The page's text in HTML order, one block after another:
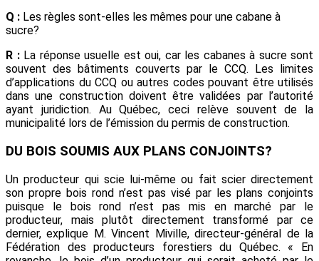
Q : Les règles sont-elles les mêmes pour une cabane à
sucre?
R :La réponse usuelle est oui, car les cabanes à sucre sont
souvent des bâtiments couverts par le CCQ. Les limites
d’applications du CCQ ou autres codes pouvant être utilisés
dans une construction doivent être validées par l’autorité
ayant juridiction. Au Québec, ceci relève souvent de la
municipalité lors de l’émission du permis de construction.
DU BOIS SOUMIS AUX PLANS CONJOINTS?
Un producteur qui scie lui-même ou fait scier directement
son propre bois rond n’est pas visé par les plans conjoints
puisque le bois rond n’est pas mis en marché par le
producteur, mais plutôt directement transformé par ce
dernier, explique M. Vincent Miville, directeur-général de la
Fédération des producteurs forestiers du Québec. « En